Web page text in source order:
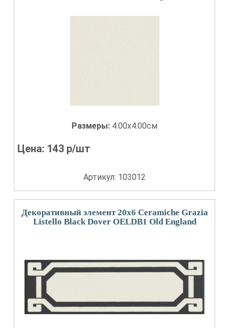
Размеры: 4.00x4.00см
Цена: 143 р/шт
Артикул: 103012
Декоративный элемент 20x6 Ceramiche Grazia
Listello Black Dover OELDB1 Old England